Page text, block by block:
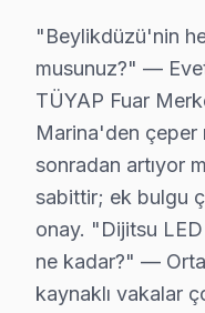
• Beylikdüzü'de
• Beylikdüzü
• Beylikdüzü'de
• Beylikdüzü
• Beylikdüzü'de ek
Beylikdüzü'da
Dijitsu Servis
"Beylikdüzü'nin
musunuz?" —
TÜYAP Fuar
Marina'den çeper
sonradan artıyor
sabittir; ek bulgu
onay. "Dijitsu
ne kadar?" —
kaynaklı vakalar